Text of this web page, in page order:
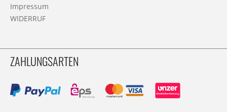
Impressum
WIDERRUF
ZAHLUNGSARTEN